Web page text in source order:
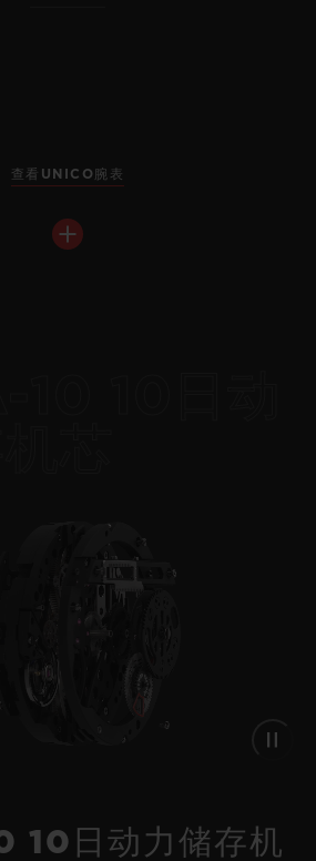
查看UNICO腕表
10日动力储存机